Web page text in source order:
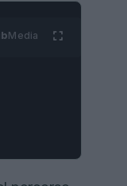
Media